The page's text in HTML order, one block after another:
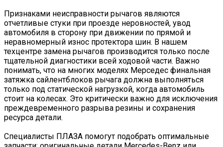
Признаками неисправности рычагов являются
отчетливые стуки при проезде неровностей, увод
автомобиля в сторону при движении по прямой и
неравномерный износ протектора шин. В нашем
техцентре замена рычагов производится только после
тщательной диагностики всей ходовой части. Важно
понимать, что на многих моделях Мерседес финальная
затяжка сайлентблоков рычага должна выполняться
только под статической нагрузкой, когда автомобиль
стоит на колесах. Это критически важно для исключения
преждевременного разрыва резины и сохранения
ресурса детали.
Специалисты ПЛАЗА помогут подобрать оптимальные